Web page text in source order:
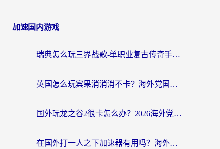
加速国内游戏
瑞典怎么玩三界战歌-单职业复古传奇手游？海外党国服游戏加速终极指南
英国怎么玩宾果消消消不卡？海外党国服游戏加速终极攻略（附守望第九大陆解决办法）
国外玩龙之谷2很卡怎么办？2026海外党必看的国服游戏加速全攻略
在国外打一人之下加速器有用吗？海外党国服游戏畅玩全攻略